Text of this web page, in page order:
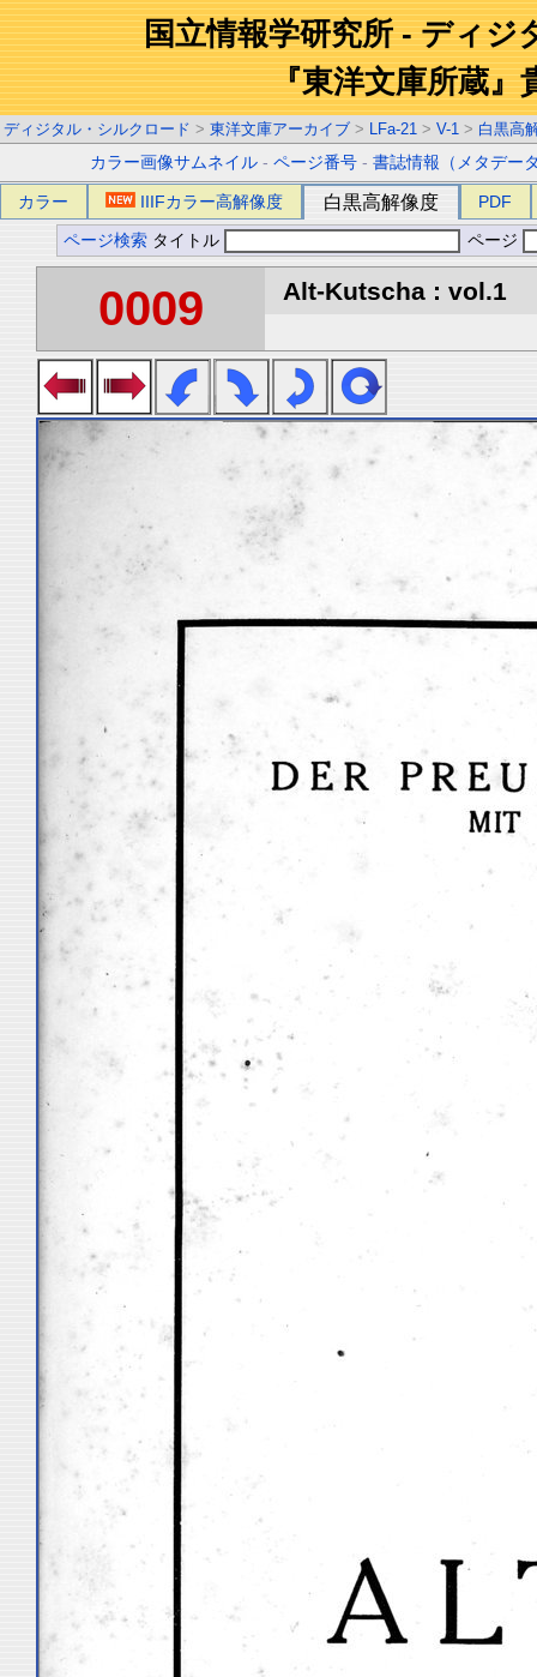
国立情報学研究所 - ディジ
『東洋文庫所蔵』
ディジタル・シルクロード > 東洋文庫アーカイブ > LFa-21 > V-1 > 白黒高
カラー画像サムネイル -ページ番号 -書誌情報（メタデー
カラー IIIFカラー高解像度 白黒高解像度 PDF
ページ検索 タイトル ページ
0009 Alt-Kutscha : vol.1